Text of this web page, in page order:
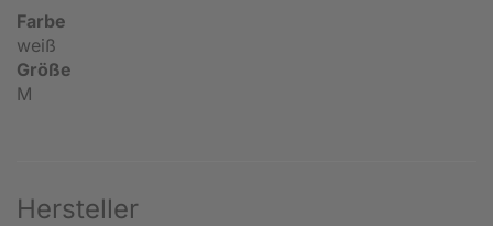
Farbe
weiß
Größe
M
Hersteller